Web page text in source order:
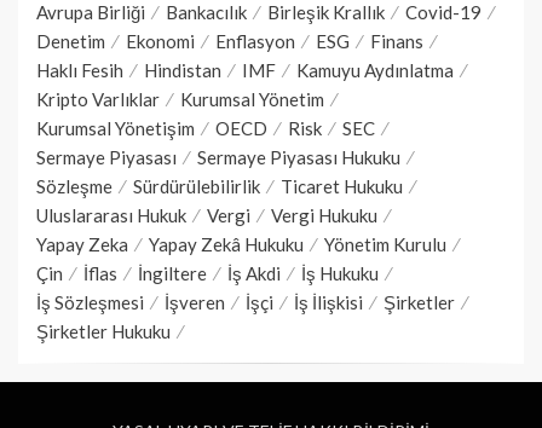
Avrupa Birliği
Bankacılık Birleşik Krallık
Covid-19
Denetim
Ekonomi Enflasyon ESG
Finans
Haklı Fesih
Hindistan IMF
Kamuyu Aydınlatma
Kripto Varlıklar
Kurumsal Yönetim
Kurumsal Yönetişim
OECD Risk
SEC
Sermaye Piyasası
Sermaye Piyasası Hukuku
Sözleşme
Sürdürülebilirlik
Ticaret Hukuku
Uluslararası Hukuk
Vergi
Vergi Hukuku
Yapay Zeka
Yapay Zekâ Hukuku
Yönetim Kurulu
Çin
İflas İngiltere İş Akdi
İş Hukuku
İş Sözleşmesi
İşveren İşçi İş İlişkisi
Şirketler
Şirketler Hukuku